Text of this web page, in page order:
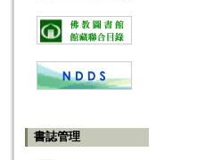
書誌管理